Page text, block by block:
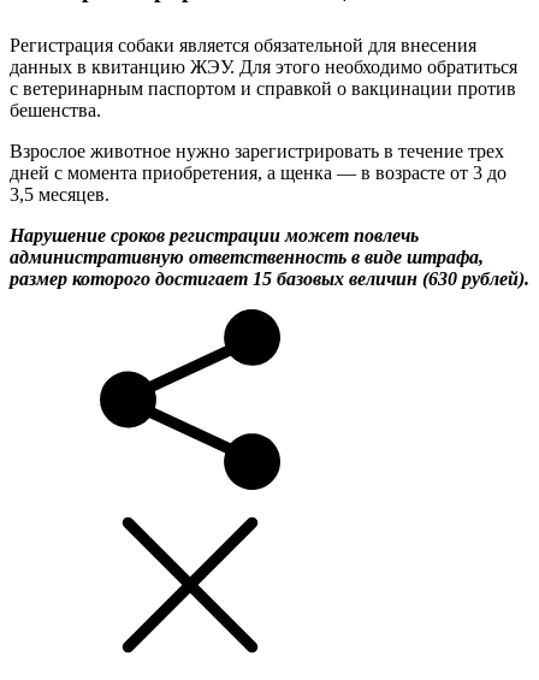
Регистрация собаки является обязательной для внесения
данных в квитанцию ЖЭУ. Для этого необходимо обратиться
с ветеринарным паспортом и справкой о вакцинации против
бешенства.
Взрослое животное нужно зарегистрировать в течение трех
дней с момента приобретения, а щенка — в возрасте от 3 до
3,5 месяцев.
Нарушение сроков регистрации может повлечь
административную ответственность в виде штрафа,
размер которого достигает 15 базовых величин (630 рублей).